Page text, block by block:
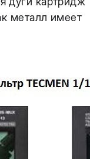
металл имеет